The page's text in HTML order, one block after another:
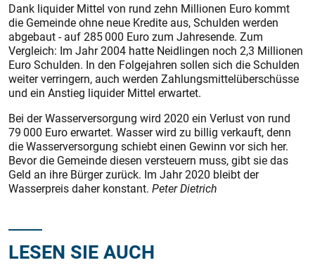
Dank liquider Mittel von rund zehn Millionen Euro kommt
die Gemeinde ohne neue Kredite aus, Schulden werden
abgebaut - auf 285 000 Euro zum Jahresende. Zum
Vergleich: Im Jahr 2004 hatte Neidlingen noch 2,3 Millionen
Euro Schulden. In den Folgejahren sollen sich die Schulden
weiter verringern, auch werden Zahlungsmittelüberschüsse
und ein Anstieg liquider Mittel erwartet.
Bei der Wasserversorgung wird 2020 ein Verlust von rund
79 000 Euro erwartet. Wasser wird zu billig verkauft, denn
die Wasserversorgung schiebt einen Gewinn vor sich her.
Bevor die Gemeinde diesen versteuern muss, gibt sie das
Geld an ihre Bürger zurück. Im Jahr 2020 bleibt der
Wasserpreis daher konstant. Peter Dietrich
LESEN SIE AUCH